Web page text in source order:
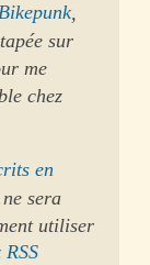
,
sur
me
chez
en
sera
utiliser